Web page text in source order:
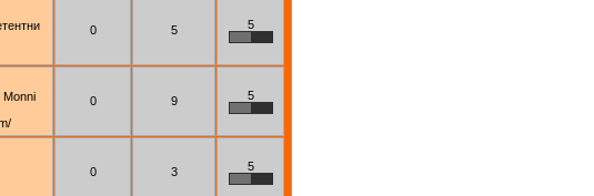
0 5 5
Monni
0 9 5
0 3 5